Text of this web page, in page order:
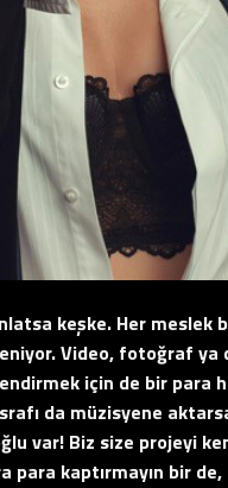
keşke. Her
Video, fotoğraf
için de bir para
da müzisyene
var! Biz size projeyi
kaptırmayın bir de,